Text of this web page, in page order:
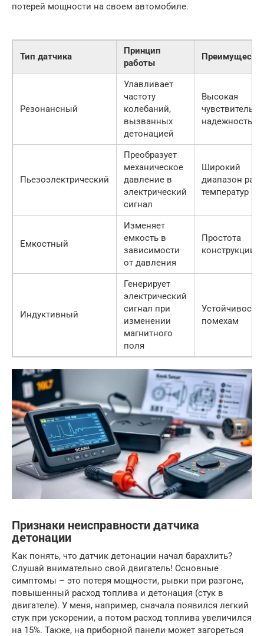
потерей мощности на своем автомобиле.
Тип датчика
Принцип
работы
Резонансный
Улавливает
частоту
колебаний,
вызванных
детонацией
Высокая
надежность
Пьезоэлектрический
Преобразует
механическое
давление в
электрический
сигнал
Широкий
диапазон
температур
Емкостный
Изменяет
емкость в
зависимости
от давления
Простота
конструкции
Индуктивный
Генерирует
электрический
сигнал при
изменении
магнитного
поля
Устойчивость
помехам
Признаки неисправности датчика
детонации
Как понять, что датчик детонации начал барахлить?
Слушай внимательно свой двигатель! Основные
симптомы – это потеря мощности, рывки при разгоне,
повышенный расход топлива и детонация (стук в
двигателе). У меня, например, сначала появился легкий
стук при ускорении, а потом расход топлива увеличился
на 15%. Также, на приборной панели может загореться